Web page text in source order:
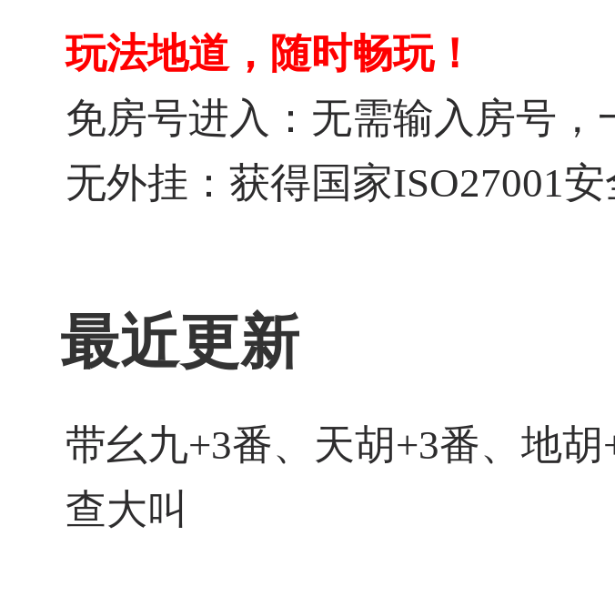
玩法地道，随时畅玩！
免房号进入：无需输入房号，
无外挂：获得国家ISO27001
最近更新
带幺九+3番、天胡+3番、地
查大叫